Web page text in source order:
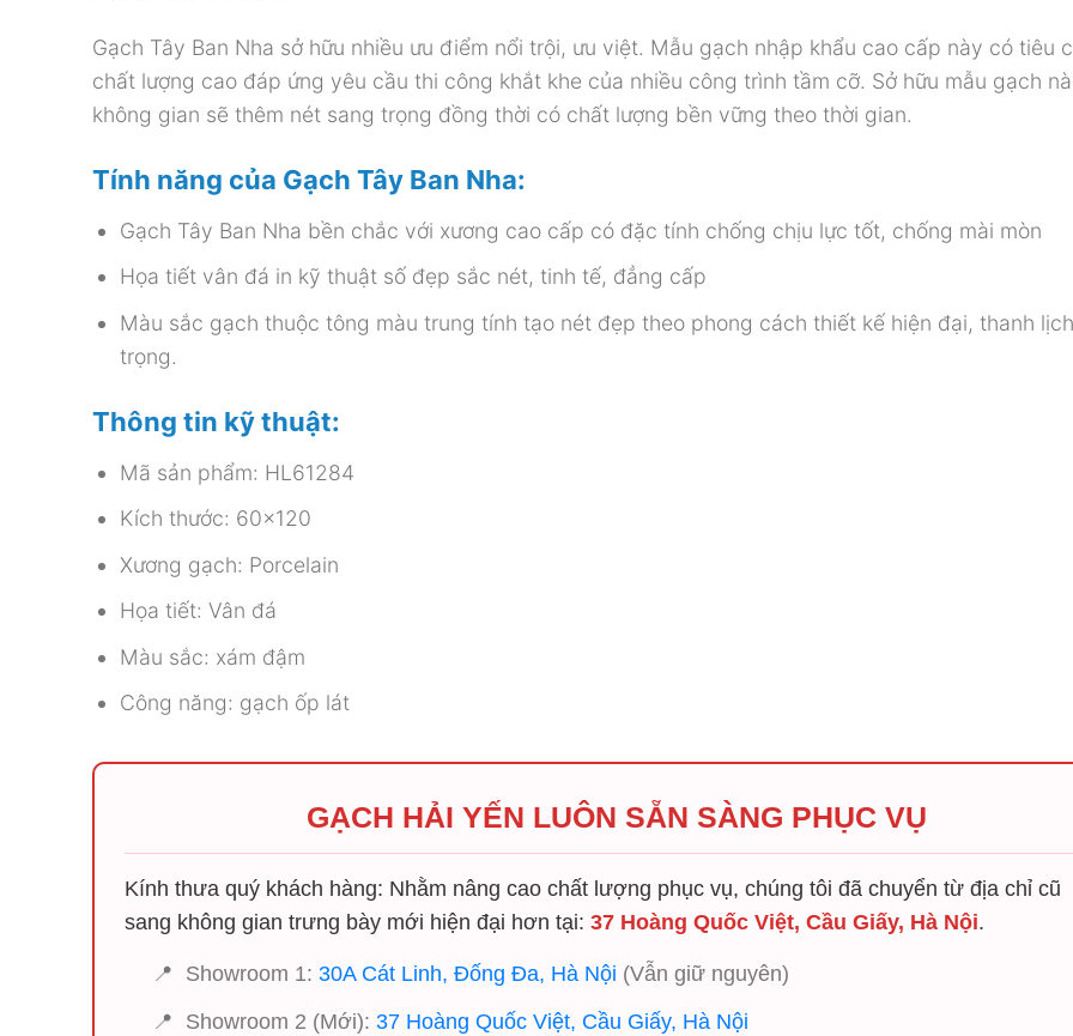
Gạch Tây Ban Nha sở hữu nhiều ưu điểm nổi trội, ưu việt. Mẫu gạch nhập khẩu cao cấp này có tiêu
chất lượng cao đáp ứng yêu cầu thi công khắt khe của nhiều công trình tầm cỡ. Sở hữu mẫu gạch
không gian sẽ thêm nét sang trọng đồng thời có chất lượng bền vững theo thời gian.
Tính năng của Gạch Tây Ban Nha:
Gạch Tây Ban Nha bền chắc với xương cao cấp có đặc tính chống chịu lực tốt, chống mài mòn
Họa tiết vân đá in kỹ thuật số đẹp sắc nét, tinh tế, đẳng cấp
Màu sắc gạch thuộc tông màu trung tính tạo nét đẹp theo phong cách thiết kế hiện đại, thanh
trọng.
Thông tin kỹ thuật:
Mã sản phẩm: HL61284
Kích thước: 60×120
Xương gạch: Porcelain
Họa tiết: Vân đá
Màu sắc: xám đậm
Công năng: gạch ốp lát
GẠCH HẢI YẾN LUÔN SẴN SÀNG PHỤC VỤ
Kính thưa quý khách hàng: Nhằm nâng cao chất lượng phục vụ, chúng tôi đã chuyển từ địa chỉ cũ
sang không gian trưng bày mới hiện đại hơn tại: 37 Hoàng Quốc Việt, Cầu Giấy, Hà Nội.
📍 Showroom 1: 30A Cát Linh, Đống Đa, Hà Nội (Vẫn giữ nguyên)
📍
Showroom 2 (Mới): 37 Hoàng Quốc Việt, Cầu Giấy, Hà Nội